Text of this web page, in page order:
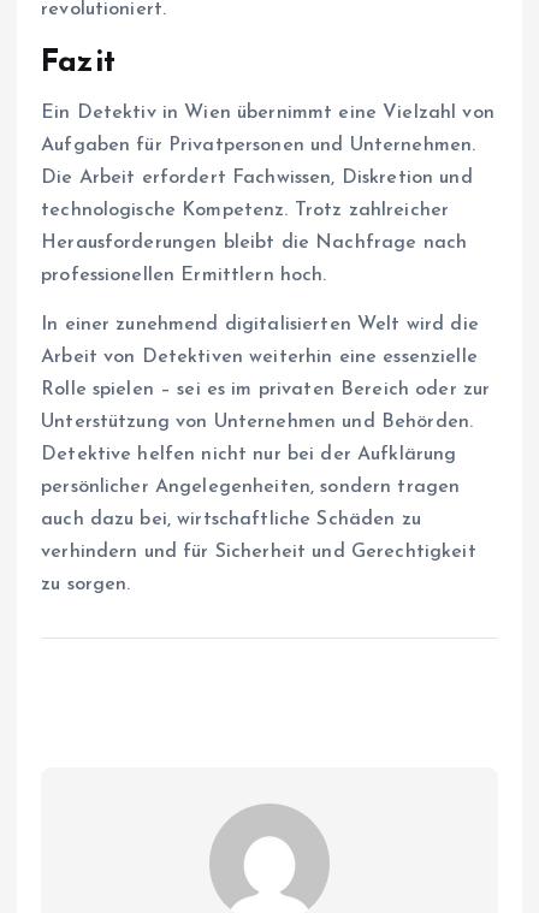
revolutioniert.
Fazit
Ein Detektiv in Wien übernimmt eine Vielzahl von
Aufgaben für Privatpersonen und Unternehmen.
Die Arbeit erfordert Fachwissen, Diskretion und
technologische Kompetenz. Trotz zahlreicher
Herausforderungen bleibt die Nachfrage nach
professionellen Ermittlern hoch.
In einer zunehmend digitalisierten Welt wird die
Arbeit von Detektiven weiterhin eine essenzielle
Rolle spielen – sei es im privaten Bereich oder zur
Unterstützung von Unternehmen und Behörden.
Detektive helfen nicht nur bei der Aufklärung
persönlicher Angelegenheiten, sondern tragen
auch dazu bei, wirtschaftliche Schäden zu
verhindern und für Sicherheit und Gerechtigkeit
zu sorgen.